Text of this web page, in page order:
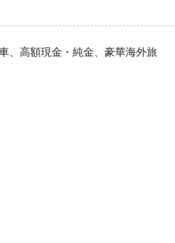
、高額現金・純金、豪華海外旅